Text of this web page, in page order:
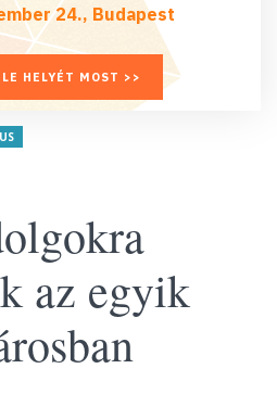
24., Budapest
HELYÉT MOST >>
az egyik